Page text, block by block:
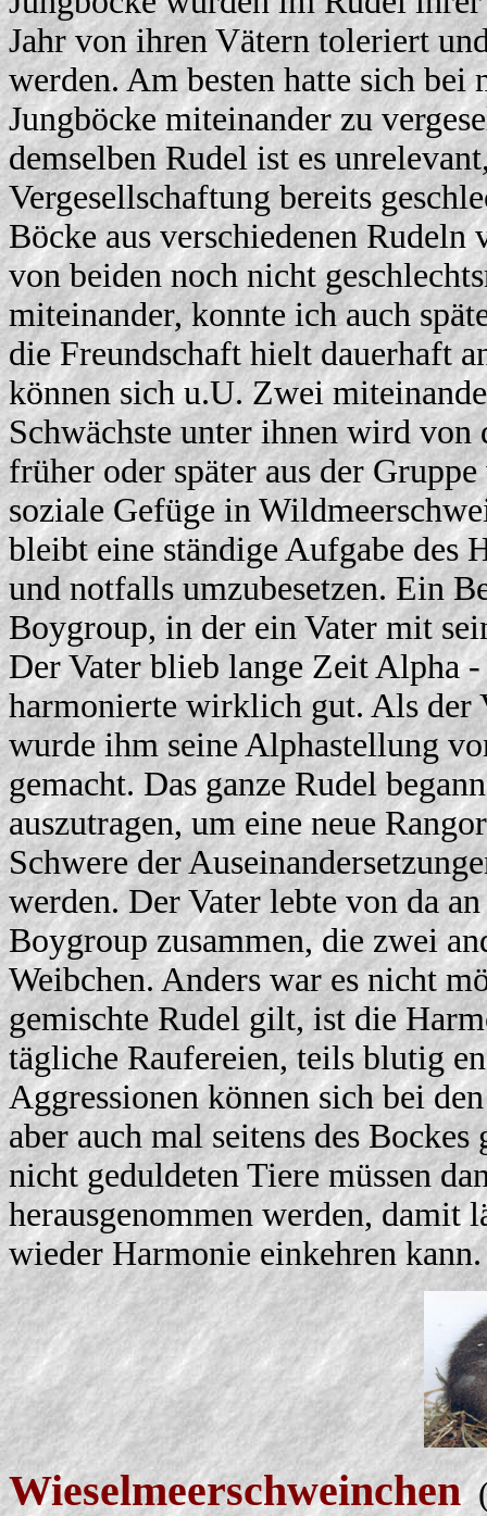
Jahr von ihren Vätern toleriert
werden. Am besten hatte sich
Jungböcke miteinander zu
demselben Rudel ist es
Vergesellschaftung bereits
Böcke aus verschiedenen
von beiden noch nicht
miteinander, konnte ich auch
die Freundschaft hielt dauerhaft
können sich u.U. Zwei
Schwächste unter ihnen wird von
früher oder später aus der
soziale Gefüge in
bleibt eine ständige Aufgabe des
und notfalls umzubesetzen. Ein
Boygroup, in der ein Vater mit
Der Vater blieb lange Zeit Alpha
harmonierte wirklich gut. Als der
wurde ihm seine Alphastellung
gemacht. Das ganze Rudel
auszutragen, um eine neue
Schwere der
werden. Der Vater lebte von da
Boygroup zusammen, die zwei
Weibchen. Anders war es nicht
gemischte Rudel gilt, ist die
tägliche Raufereien, teils blutig
Aggressionen können sich bei
aber auch mal seitens des
nicht geduldeten Tiere müssen
herausgenommen werden, damit
wieder Harmonie einkehren kann.
Wieselmeerschweinchen